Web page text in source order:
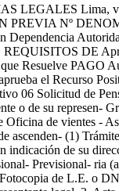
LEGALES Lima,
PREVIA Nº
Dependencia
DE
Resuelve PAGO
el Recurso
06 Solicitud de
o de su represen-
de vientes -
ascenden- (1)
indicación de su
Previsional- ria
de L.E. o